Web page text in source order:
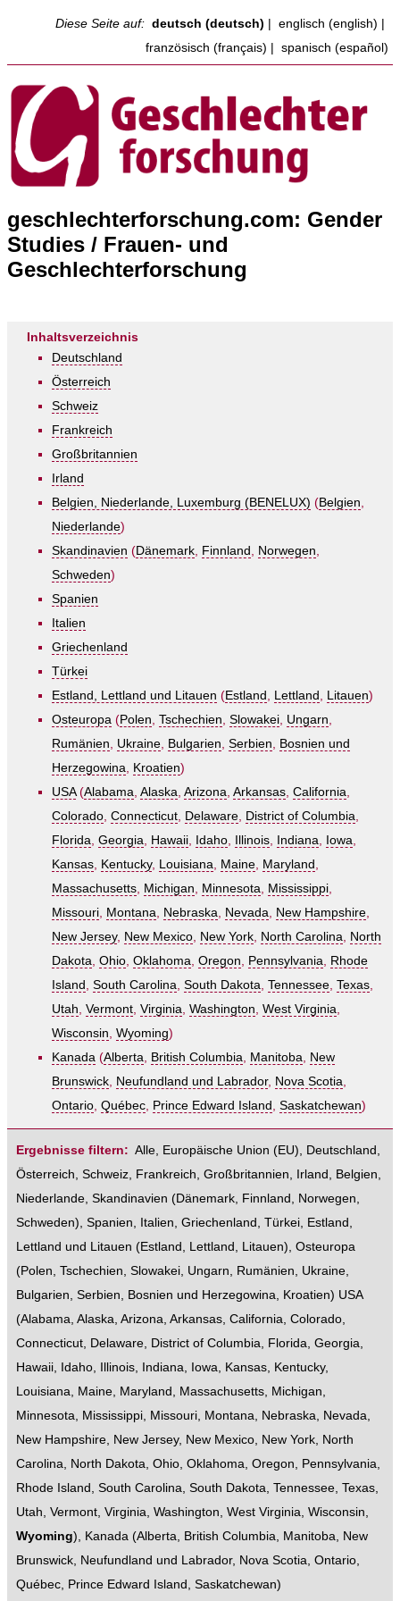
Diese Seite auf: deutsch (deutsch) englisch (english)
französisch (français)
spanisch (español)
geschlechterforschung.com: Gender
Studies / Frauen- und
Geschlechterforschung
Inhaltsverzeichnis
Deutschland
Österreich
Schweiz
Frankreich
Großbritannien
Irland
Belgien, Niederlande, Luxemburg (BENELUX) (Belgien,
Niederlande)
Skandinavien (Dänemark, Finnland , Norwegen,
Schweden)
Spanien
Italien
Griechenland
Türkei
Estland, Lettland und Litauen (Estland , Lettland , Litauen)
Osteuropa (Polen, Tschechien, Slowakei, Ungarn,
Rumänien, Ukraine, Bulgarien, Serbien, Bosnien und
Herzegowina, Kroatien)
USA(Alabama, Alaska, Arizona, Arkansas, California,
Colorado, Connecticut, Delaware, District of Columbia,
Florida, Georgia, Hawaii, Idaho, Illinois, Indiana, Iowa,
Kansas, Kentucky, Louisiana, Maine, Maryland ,
Massachusetts, Michigan, Minnesota, Mississippi,
Missouri, Montana, Nebraska, Nevada, New Hampshire,
New Jersey, New Mexico, New York, North Carolina, North
Dakota, Ohio, Oklahoma, Oregon, Pennsylvania, Rhode
Island , South Carolina, South Dakota, Tennessee, Texas,
Utah, Vermont, Virginia, Washington, West Virginia,
Wisconsin, Wyoming)
Kanada (Alberta, British Columbia, Manitoba, New
Brunswick, Neufundland und Labrador, Nova Scotia,
Ontario, Québec, Prince Edward Island , Saskatchewan)
Ergebnisse filtern: Alle, Europäische Union (EU), Deutschland ,
Österreich, Schweiz, Frankreich, Großbritannien, Irland , Belgien,
Niederlande, Skandinavien (Dänemark, Finnland , Norwegen,
Schweden), Spanien, Italien, Griechenland , Türkei, Estland,
Lettland und Litauen (Estland , Lettland , Litauen), Osteuropa
(Polen, Tschechien, Slowakei, Ungarn, Rumänien, Ukraine,
Bulgarien, Serbien, Bosnien und Herzegowina, Kroatien) USA
(Alabama, Alaska, Arizona, Arkansas, California, Colorado,
Connecticut, Delaware, District of Columbia, Florida, Georgia,
Hawaii, Idaho, Illinois, Indiana, Iowa, Kansas, Kentucky,
Louisiana, Maine, Maryland , Massachusetts, Michigan,
Minnesota, Mississippi, Missouri, Montana, Nebraska, Nevada,
New Hampshire, New Jersey, New Mexico, New York, North
Carolina, North Dakota, Ohio, Oklahoma, Oregon, Pennsylvania,
Rhode Island , South Carolina, South Dakota, Tennessee, Texas,
Utah, Vermont, Virginia, Washington, West Virginia, Wisconsin,
Wyoming), Kanada (Alberta, British Columbia, Manitoba, New
Brunswick, Neufundland und Labrador, Nova Scotia, Ontario,
Québec, Prince Edward Island , Saskatchewan)